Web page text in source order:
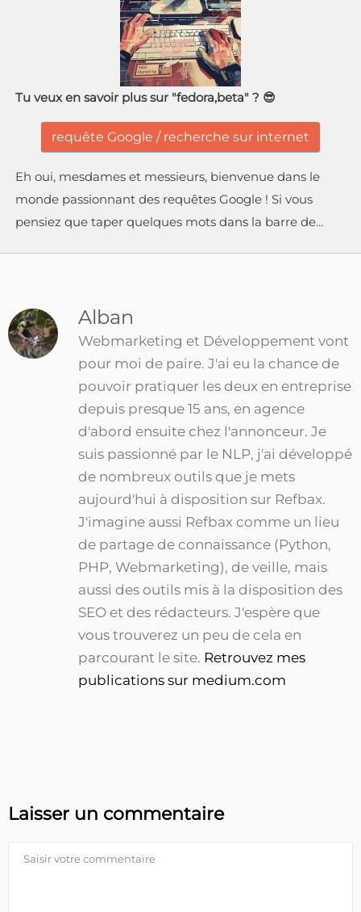
Tu veux en savoir plus sur "fedora,beta" ? 😎
requête Google / recherche sur internet
Eh oui, mesdames et messieurs, bienvenue dans le
monde passionnant des requêtes Google ! Si vous
pensiez que taper quelques mots dans la barre de…
Alban
Webmarketing et Développement vont
pour moi de paire. J'ai eu la chance de
pouvoir pratiquer les deux en entreprise
depuis presque 15 ans, en agence
d'abord ensuite chez l'annonceur. Je
suis passionné par le NLP, j'ai développé
de nombreux outils que je mets
aujourd'hui à disposition sur Refbax.
J'imagine aussi Refbax comme un lieu
de partage de connaissance (Python,
PHP, Webmarketing), de veille, mais
aussi des outils mis à la disposition des
SEO et des rédacteurs. J'espère que
vous trouverez un peu de cela en
parcourant le site. Retrouvez mes
publications sur medium.com
Laisser un commentaire